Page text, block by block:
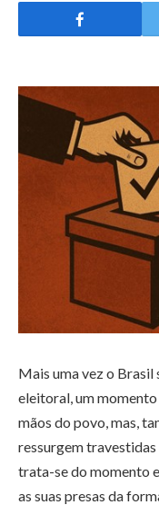
Mais uma vez o Brasil
eleitoral, um
mãos do povo, mas,
ressurgem travestidas
trata-se do momento
as suas presas da